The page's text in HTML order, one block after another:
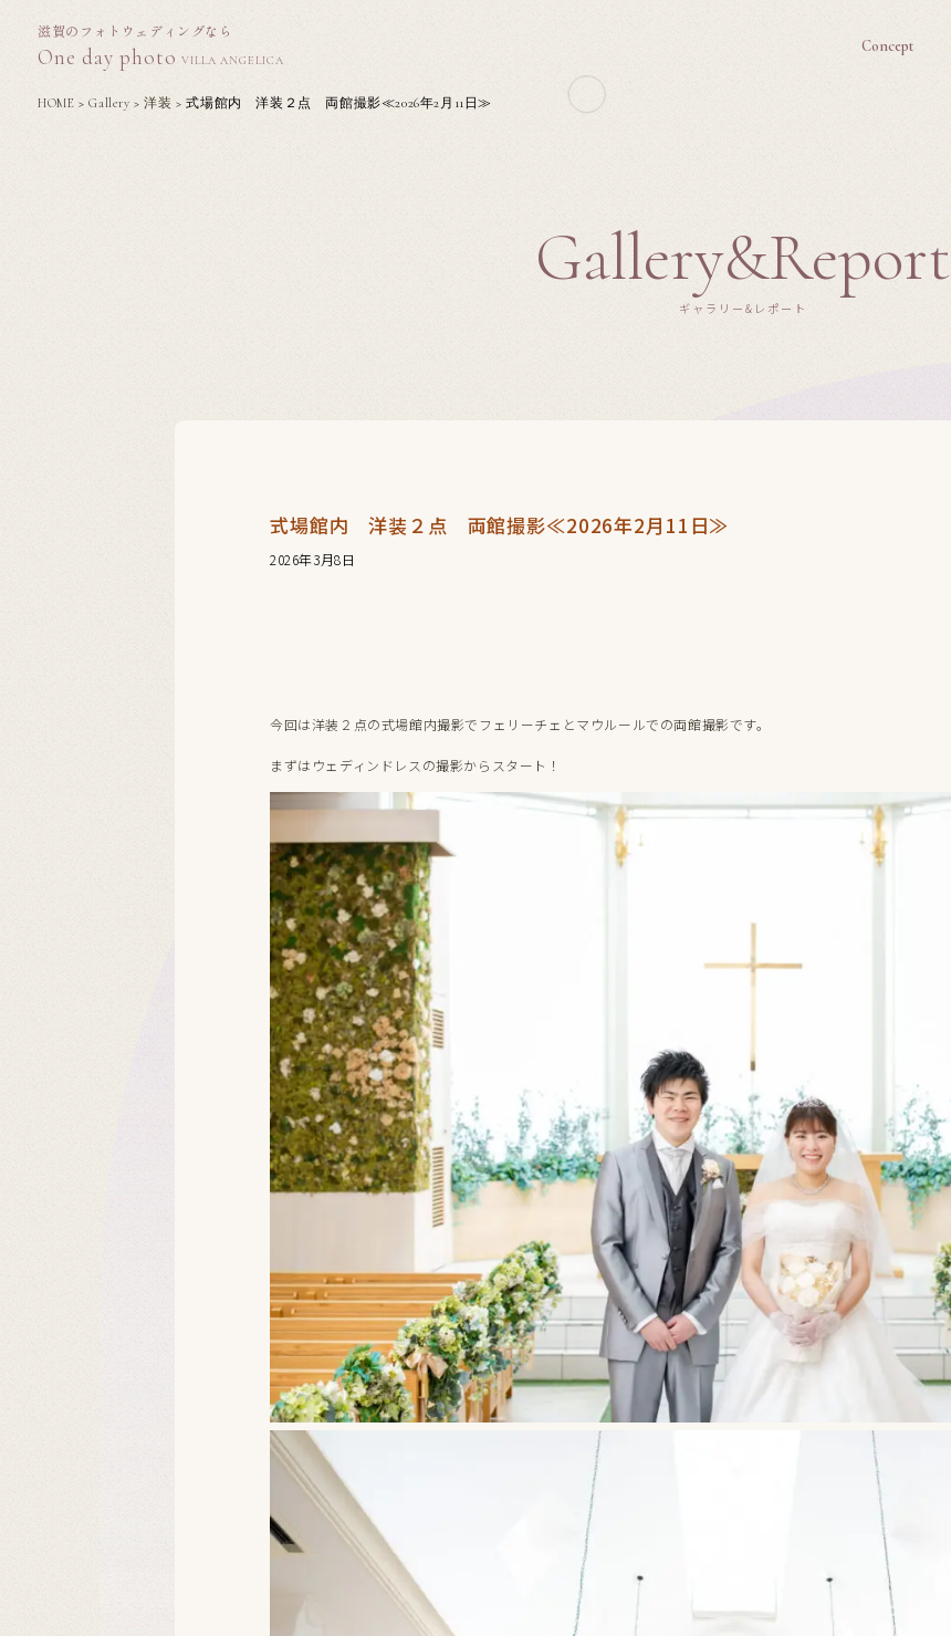
滋賀のフォトウェディングなら
One day photoVILLA ANGELICA
Concept
HOME >Gallery >洋装 >式場館内 洋装２点 両館撮影≪2026年2月11日≫
Gallery&Report
ギャラリー&レポート
式場館内 洋装２点 両館撮影≪2026年2月11日≫
2026年3月8日
今回は洋装２点の式場館内撮影でフェリーチェとマウルールでの両館撮影です。
まずはウェディンドレスの撮影からスタート！